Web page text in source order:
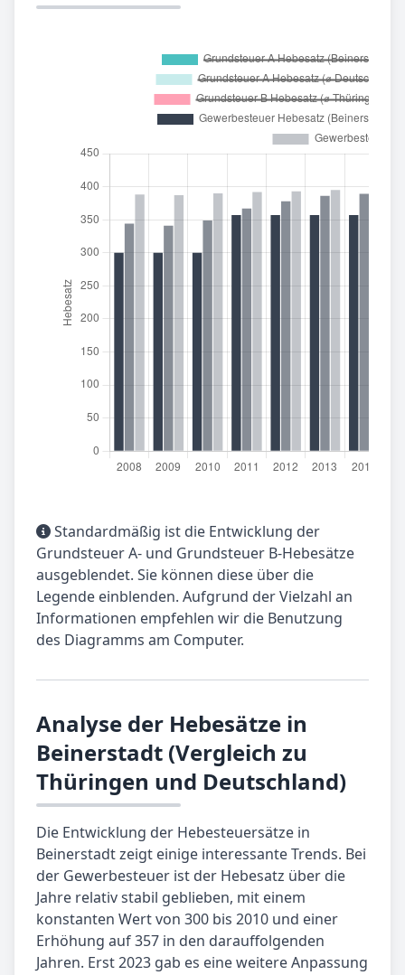
Standardmäßig ist die Entwicklung der
Grundsteuer A- und Grundsteuer B-Hebesätze
ausgeblendet. Sie können diese über die
Legende einblenden. Aufgrund der Vielzahl an
Informationen empfehlen wir die Benutzung
des Diagramms am Computer.
Analyse der Hebesätze in
Beinerstadt (Vergleich zu
Thüringen und Deutschland)
Die Entwicklung der Hebesteuersätze in
Beinerstadt zeigt einige interessante Trends. Bei
der Gewerbesteuer ist der Hebesatz über die
Jahre relativ stabil geblieben, mit einem
konstanten Wert von 300 bis 2010 und einer
Erhöhung auf 357 in den darauffolgenden
Jahren. Erst 2023 gab es eine weitere Anpassung